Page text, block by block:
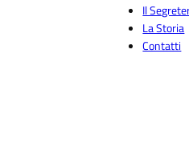
Il
La Storia
Contatti